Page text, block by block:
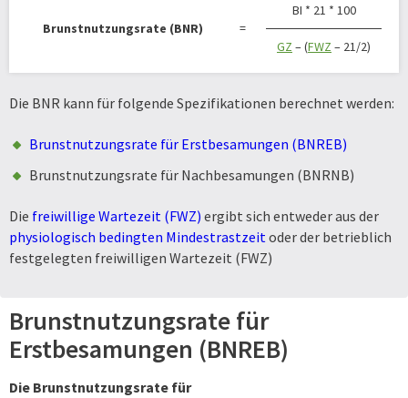
BI * 21 * 100
Brunstnutzungsrate (BNR)
=
GZ – (FWZ – 21/2)
Die BNR kann für folgende Spezifikationen berechnet werden:
Brunstnutzungsrate für Erstbesamungen (BNREB)
Brunstnutzungsrate für Nachbesamungen (BNRNB)
Die freiwillige Wartezeit (FWZ) ergibt sich entweder aus der
physiologisch bedingten Mindestrastzeit oder der betrieblich
festgelegten freiwilligen Wartezeit (FWZ)
Brunstnutzungsrate für
Erstbesamungen (BNREB)
Die Brunstnutzungsrate für